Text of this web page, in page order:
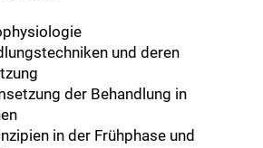
und deren
der Behandlung in
in der Frühphase und